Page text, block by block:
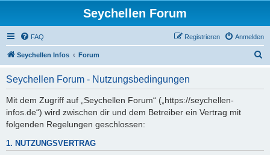
Seychellen Forum
FAQ Anmelden
Registrieren
Seychellen Infos Forum
Seychellen Forum - Nutzungsbedingungen
Mit dem Zugriff auf „Seychellen Forum“ („https://seychellen-
infos.de“) wird zwischen dir und dem Betreiber ein Vertrag mit
folgenden Regelungen geschlossen:
1. NUTZUNGSVERTRAG